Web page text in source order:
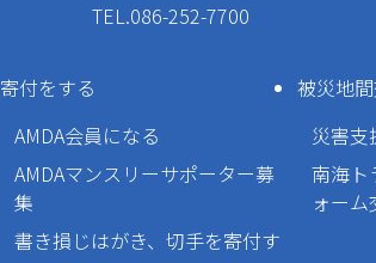
TEL.086-252-7700
寄付をする
AMDA会員になる
AMDAマンスリーサポーター募
集
書き損じはがき、切手を寄付す
被災地
災害支
南海ト
ォー